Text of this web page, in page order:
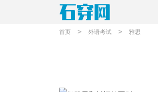
首页 > 外语考试 > 雅思